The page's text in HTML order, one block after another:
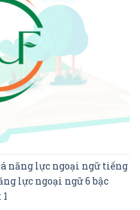
năng lực ngoại ngữ tiếng
lực ngoại ngữ 6 bậc